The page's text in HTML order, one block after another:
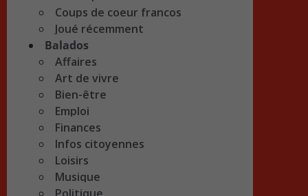
Coups de coeur francos
Joué récemment
Balados
Affaires
Art de vivre
Bien-être
Emploi
Finances
Infos citoyennes
Loisirs
Musique